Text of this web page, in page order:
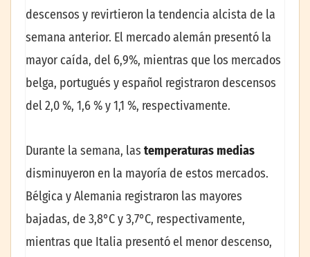
descensos y revirtieron la tendencia alcista de la
semana anterior. El mercado alemán presentó la
mayor caída, del 6,9%, mientras que los mercados
belga, portugués y español registraron descensos
del 2,0 %, 1,6 % y 1,1 %, respectivamente.
Durante la semana, las temperaturas medias
disminuyeron en la mayoría de estos mercados.
Bélgica y Alemania registraron las mayores
bajadas, de 3,8°C y 3,7°C, respectivamente,
mientras que Italia presentó el menor descenso,